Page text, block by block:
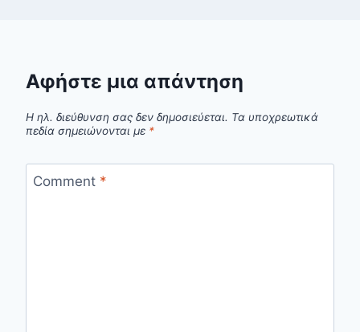
Αφήστε μια απάντηση
Η ηλ. διεύθυνση σας δεν δημοσιεύεται. Τα υποχρεωτικά
πεδία σημειώνονται με *
Comment *